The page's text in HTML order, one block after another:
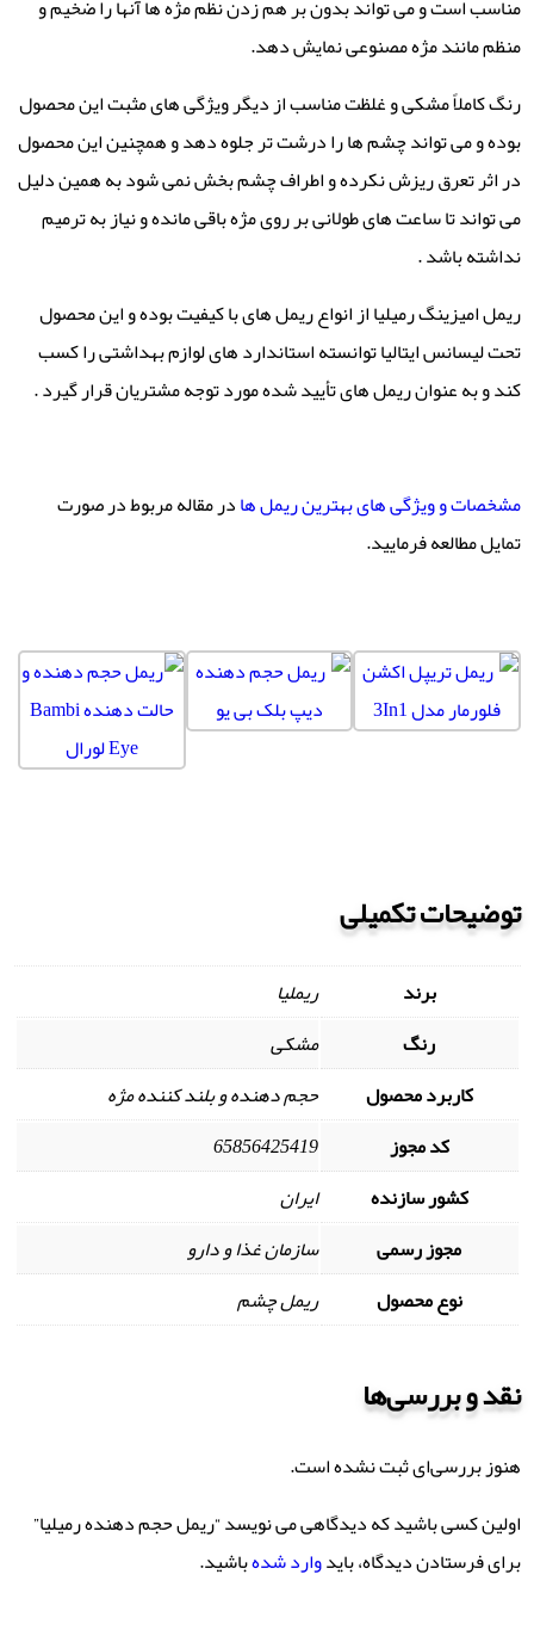
مناسب است و می تواند بدون بر هم زدن نظم مژه ها آنها را ضخیم و
منظم مانند مژه مصنوعی نمایش دهد.
رنگ کاملاً مشکی و غلظت مناسب از دیگر ویژگی های مثبت این محصول
بوده و می تواند چشم ها را درشت تر جلوه دهد و همچنین این محصول
در اثر تعرق ریزش نکرده و اطراف چشم بخش نمی شود به همین دلیل
می تواند تا ساعت های طولانی بر روی مژه باقی مانده و نیاز به ترمیم
نداشته باشد .
ریمل امیزینگ رمیلیا از انواع ریمل های با کیفیت بوده و این محصول
تحت لیسانس ایتالیا توانسته استاندارد های لوازم بهداشتی را کسب
کند و به عنوان ریمل های تأیید شده مورد توجه مشتریان قرار گیرد .
مشخصات و ویژگی های بهترین ریمل هادر مقاله مربوط در صورت
تمایل مطالعه فرمایید.
توضیحات تکمیلی
برند
ریملیا
رنگ
مشکی
کاربرد محصول
حجم دهنده و بلند کننده مژه
کد مجوز
65856425419
کشور سازنده
ایران
مجوز رسمی
سازمان غذا و دارو
نوع محصول
ریمل چشم
نقد و بررسی‌ها
هنوز بررسی‌ای ثبت نشده است.
اولین کسی باشید که دیدگاهی می نویسد “ریمل حجم دهنده رمیلیا”
برای فرستادن دیدگاه، بایدوارد شدهباشید.